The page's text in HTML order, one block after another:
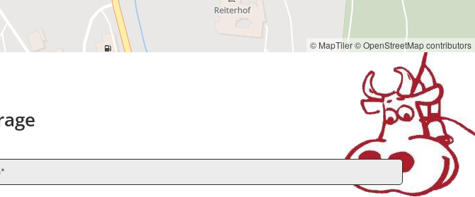
© MapTiler© OpenStreetMap contributors